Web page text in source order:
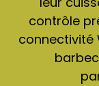
contrôle
connectivité